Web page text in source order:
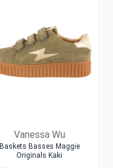
Vanessa Wu
Baskets Basses Maggie
Originals Kaki